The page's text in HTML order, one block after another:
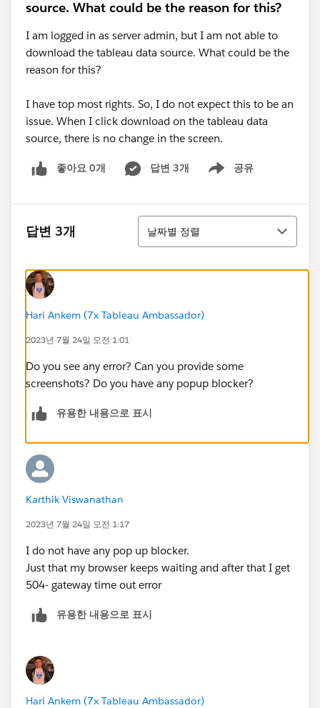
source. What could be the reason for this?
I am logged in as server admin, but I am not able to
download the tableau data source. What could be the
reason for this?
I have top most rights. So, I do not expect this to be an
issue. When I click download on the tableau data
source, there is no change in the screen.
좋아요 0개 답변 3개 공유
Show menu
답변 3개
정렬
날짜별 정렬
Hari Ankem (7x Tableau Ambassador)
2023년 7월 24일 오전 1:01
Do you see any error? Can you provide some
screenshots? Do you have any popup blocker?
유용한 내용으로 표시
Karthik Viswanathan
2023년 7월 24일 오전 1:17
I do not have any pop up blocker.
Just that my browser keeps waiting and after that I get
504- gateway time out error
유용한 내용으로 표시
Hari Ankem (7x Tableau Ambassador)